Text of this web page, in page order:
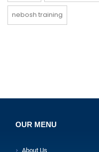
nebosh training
OUR MENU
About Us